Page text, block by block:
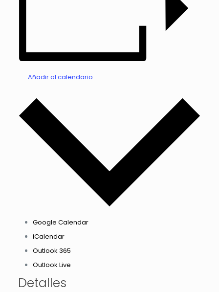
Añadir al calendario
Google Calendar
iCalendar
Outlook 365
Outlook Live
Detalles